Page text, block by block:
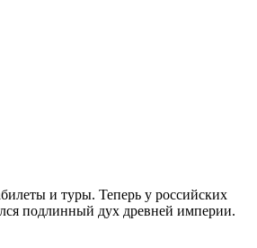
и туры. Теперь у российских
подлинный дух древней империи.